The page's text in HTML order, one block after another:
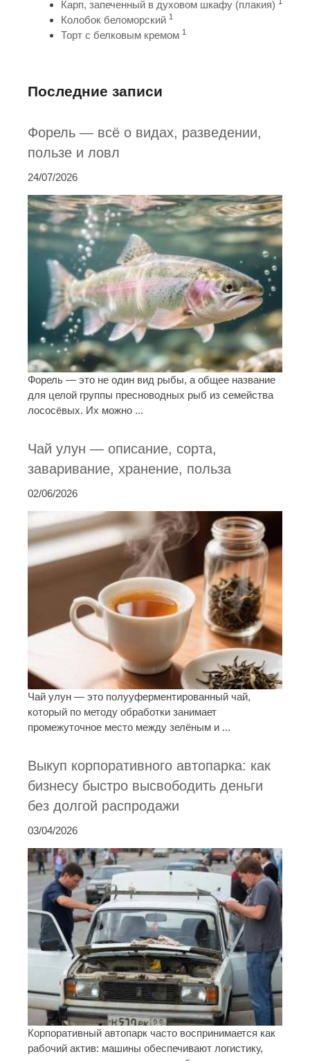
Карп, запеченный в духовом шкафу (плакия)
Колобок беломорский 1
Торт с белковым кремом 1
Последние записи
Форель — всё о видах, разведении,
пользе и ловл
24/07/2026
Форель — это не один вид рыбы, а общее название
для целой группы пресноводных рыб из семейства
лососёвых. Их можно ...
Чай улун — описание, сорта,
заваривание, хранение, польза
02/06/2026
Чай улун — это полууферментированный чай,
который по методу обработки занимает
промежуточное место между зелёным и ...
Выкуп корпоративного автопарка: как
бизнесу быстро высвободить деньги
без долгой распродажи
03/04/2026
Корпоративный автопарк часто воспринимается как
рабочий актив: машины обеспечивают логистику,